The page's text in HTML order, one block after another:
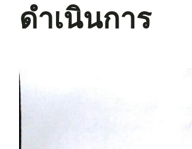
ดำเนินการ